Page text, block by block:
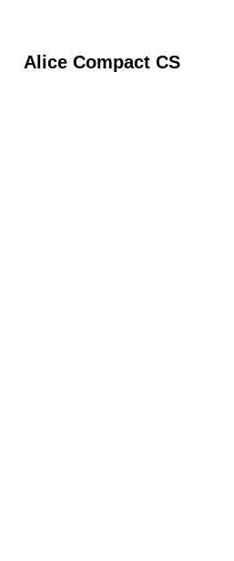
Alice Compact CS